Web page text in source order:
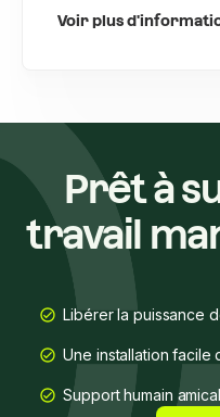
Voir plus
Prêt à
travail
Libérer la puissance
Une installation
Support humain